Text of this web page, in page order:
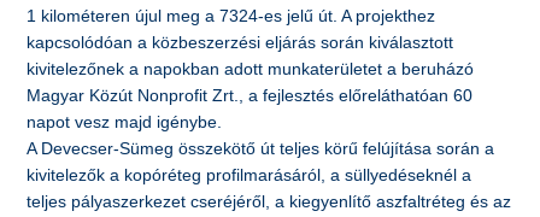
1 kilométeren újul meg a 7324-es jelű út. A projekthez
kapcsolódóan a közbeszerzési eljárás során kiválasztott
kivitelezőnek a napokban adott munkaterületet a beruházó
Magyar Közút Nonprofit Zrt., a fejlesztés előreláthatóan 60
napot vesz majd igénybe.
A Devecser-Sümeg összekötő út teljes körű felújítása során a
kivitelezők a kopóréteg profilmarásáról, a süllyedéseknél a
teljes pályaszerkezet cseréjéről, a kiegyenlítő aszfaltréteg és az